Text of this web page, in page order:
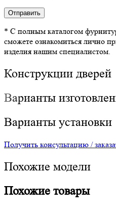
* С полным каталогом
сможете ознакомиться лично
изделия нашим специалистом.
Конструкции дверей
Варианты
Варианты установки
Получить консультацию /
Похожие модели
Похожие товары